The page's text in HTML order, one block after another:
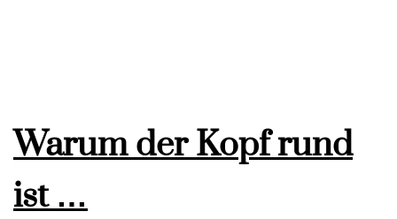
Warum der Kopf rund
ist …